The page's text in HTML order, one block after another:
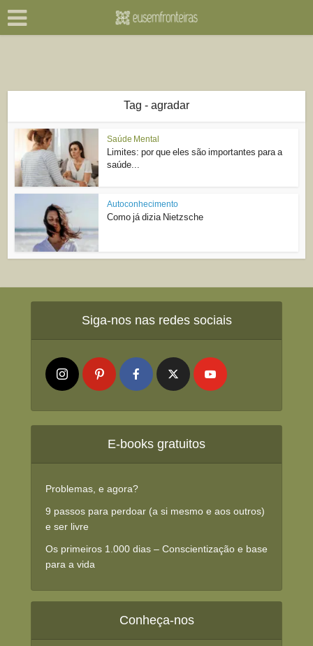
Tag - agradar
Saúde Mental
Limites: por que eles são importantes para a
saúde...
Autoconhecimento
Como já dizia Nietzsche
Siga-nos nas redes sociais
E-books gratuitos
Problemas, e agora?
9 passos para perdoar (a si mesmo e aos outros)
e ser livre
Os primeiros 1.000 dias – Conscientização e base
para a vida
Conheça-nos